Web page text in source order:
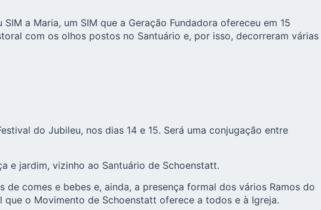
a Maria, um SIM que a Geração Fundadora ofereceu em 15
com os olhos postos no Santuário e, por isso, decorreram várias
do Jubileu, nos dias 14 e 15. Será uma conjugação entre
e jardim, vizinho ao Santuário de Schoenstatt.
comes e bebes e, ainda, a presença formal dos vários Ramos do
o Movimento de Schoenstatt oferece a todos e à Igreja.